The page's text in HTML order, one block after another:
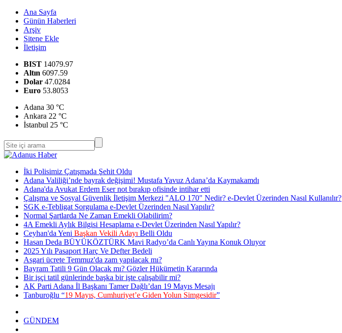
Ana Sayfa
Günün Haberleri
Arşiv
Sitene Ekle
İletişim
BIST 14079.97
Altın 6097.59
Dolar 47.0284
Euro 53.8053
Adana 30 °C
Ankara 22 °C
İstanbul 25 °C
İki Polisimiz Çatışmada Şehit Oldu
Adana Valiliği’nde bayrak değişimi! Mustafa Yavuz Adana’da Kaymakamdı
Adana'da Avukat Erdem Eser not bırakıp ofisinde intihar etti
Çalışma ve Sosyal Güvenlik İletişim Merkezi "ALO 170" Nedir? e-Devlet Üzerinden Nasıl Kullanılır?
SGK e-Tebligat Sorgulama e-Devlet Üzerinden Nasıl Yapılır?
Normal Şartlarda Ne Zaman Emekli Olabilirim?
4A Emekli Aylık Bilgisi Hesaplama e-Devlet Üzerinden Nasıl Yapılır?
Ceyhan'da Yeni Başkan Vekili Adayı Belli Oldu
Hasan Deda BÜYÜKÖZTÜRK Mavi Radyo’da Canlı Yayına Konuk Oluyor
2025 Yılı Pasaport Harç Ve Defter Bedeli
Asgari ücrete Temmuz'da zam yapılacak mı?
Bayram Tatili 9 Gün Olacak mı? Gözler Hükümetin Kararında
Bir işçi tatil günlerinde başka bir işte çalışabilir mi?
AK Parti Adana İl Başkanı Tamer Dağlı’dan 19 Mayıs Mesajı
Tanburoğlu “19 Mayıs, Cumhuriyet’e Giden Yolun Simgesidir”
GÜNDEM